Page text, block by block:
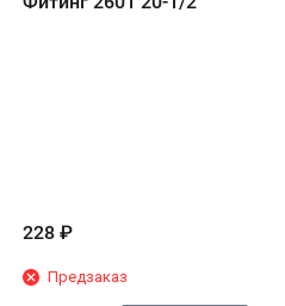
228 ₽
Предзаказ